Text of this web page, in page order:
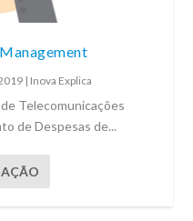
| Inova Explica
Telecomunicações
de Despesas de...